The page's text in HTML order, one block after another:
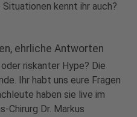
kennt ihr auch?
ehrliche Antworten
riskanter Hype? Die
Ihr habt uns eure Fragen
haben sie live im
Chirurg Dr. Markus